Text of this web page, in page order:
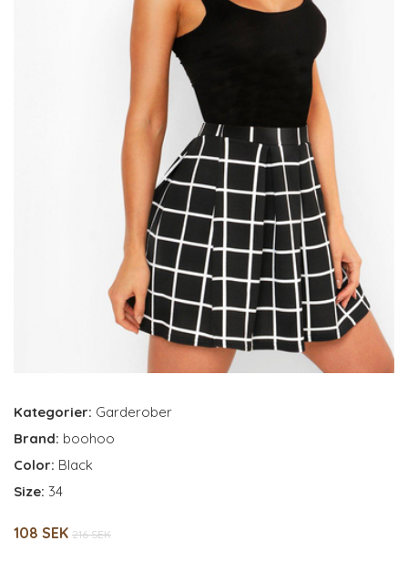
Kategorier: Garderober
Brand: boohoo
Color: Black
Size: 34
108 SEK 216 SEK